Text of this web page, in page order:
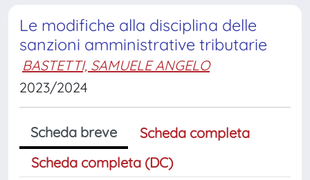
Le modifiche alla disciplina delle
sanzioni amministrative tributarie
BASTETTI, SAMUELE ANGELO
2023/2024
Scheda breve
Scheda completa
Scheda completa (DC)